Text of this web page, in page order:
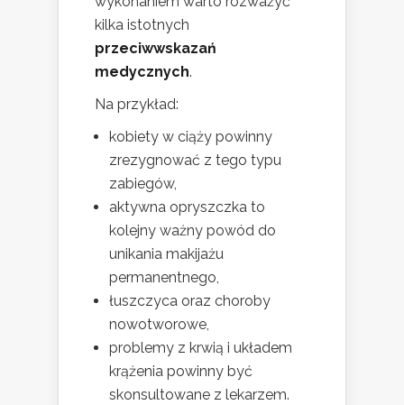
kilka istotnych
przeciwwskazań
medycznych.
Na przykład:
kobiety w ciąży powinny
zrezygnować z tego typu
zabiegów,
aktywna opryszczka to
kolejny ważny powód do
unikania makijażu
permanentnego,
łuszczyca oraz choroby
nowotworowe,
problemy z krwią i układem
krążenia powinny być
skonsultowane z lekarzem.